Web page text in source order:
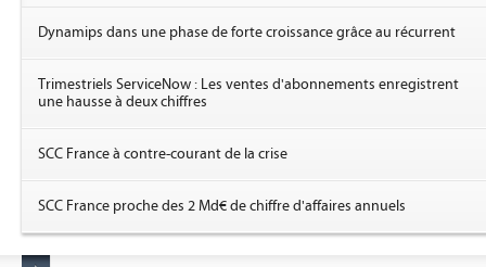
Dynamips dans une phase de forte croissance grâce au récurrent
Trimestriels ServiceNow : Les ventes d'abonnements enregistrent
une hausse à deux chiffres
SCC France à contre-courant de la crise
SCC France proche des 2 Md€ de chiffre d'affaires annuels